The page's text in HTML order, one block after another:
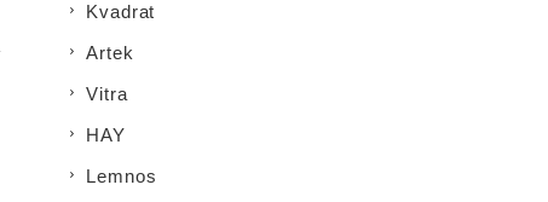
Kvadrat
Artek
Vitra
HAY
Lemnos